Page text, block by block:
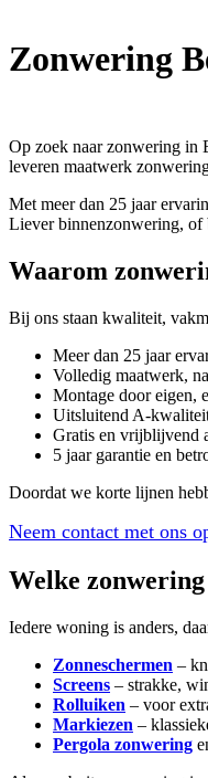
Zonwering
Op zoek naar zonwering in
leveren maatwerk
Met meer dan 25 jaar
Liever binnenzonwering, of
Waarom
Bij ons staan kwaliteit,
Meer dan 25 jaar
Volledig maatwerk,
Montage door eigen,
Uitsluitend A-
Gratis en vrijblijvend
5 jaar garantie en
Doordat we korte lijnen
Neem contact met ons
Welke
Iedere woning is anders,
Zonneschermen –
Screens – strakke,
Rolluiken – voor
Markiezen –
Pergola zonwering